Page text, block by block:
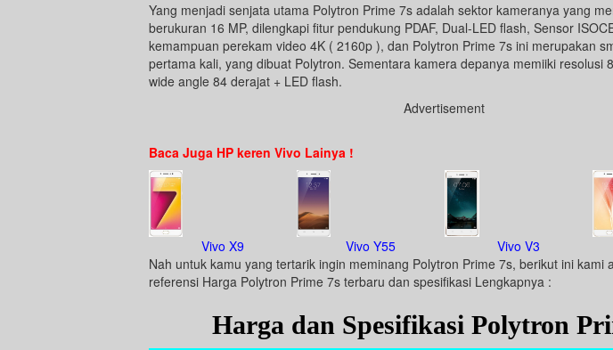
Yang menjadi senjata utama Polytron Prime 7s adalah sektor kameranya yang
berukuran 16 MP, dilengkapi fitur pendukung PDAF, Dual-LED flash, Sensor
kemampuan perekam video 4K ( 2160p ), dan Polytron Prime 7s ini merupakan
pertama kali, yang dibuat Polytron. Sementara kamera depanya memiiki resolusi
wide angle 84 derajat + LED flash.
Advertisement
Baca Juga HP keren Vivo Lainya !
Vivo X9 Vivo Y55 Vivo V3
Nah untuk kamu yang tertarik ingin meminang Polytron Prime 7s, berikut ini kami
referensi Harga Polytron Prime 7s terbaru dan spesifikasi Lengkapnya :
Harga dan Spesifikasi Polytron